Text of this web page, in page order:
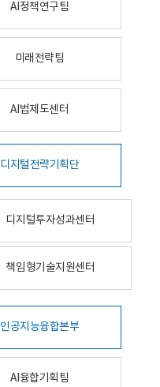
AI정책연구팀
미래전략팀
AI법제도센터
디지털전략기획단
디지털투자성과센터
책임형기술지원센터
인공지능융합본부
AI융합기획팀